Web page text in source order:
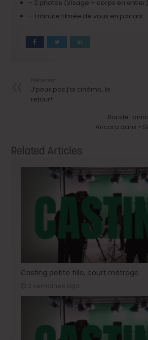
– 2 photos (Visage + corps en entier)
– 1 minute filmée de vous en parlant
J’peux pas j’ai cinéma, le
retour!
Bande-
Ancora dans «
Related Articles
Casting petite fille, court métrage
2 semaines ago